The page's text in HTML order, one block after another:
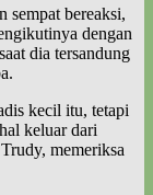
sempat bereaksi,
dengan
dia tersandung
kecil itu, tetapi
keluar dari
memeriksa